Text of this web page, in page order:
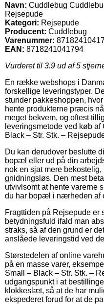
Navn: Cuddlebug
Rejsepude
Kategori: Rejsepude
Producent: Cuddlebug
Varenummer:
EAN: 8718241041794
Vurderet til 3.9 ud af 5
En række webshops i
forskellige leveringstyper.
stunder pakkeshoppen,
hente produkterne præcis
meget bekvem, og oftest
leveringsmetode ved køb
Black – Str. Stk. –
Du kan derudover beslutte
bopæl eller ud på din
nok en sjat mere
gnidningsløs. Den mest
utvivlsomt at hente varerne
du har bopæl i nærheden af
Fragttiden på Rejsepude
betydningsfuld ifald man
straks, så af den grund er
anslåede leveringstid ved
Størstedelen af online
på en masse varer,
Small – Black – Str. Stk. –
udgangspunkt i at
klokkeslæt, så at de har
ekspederet forud for at de